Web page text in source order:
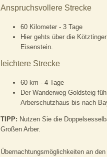
Anspruchsvollere Strecke
60 Kilometer - 3 Tage
Hier gehts über die
Eisenstein.
leichtere Strecke
60 km - 4 Tage
Der Wanderweg Goldsteig
Arberschutzhaus bis nach
TIPP: Nutzen Sie die
Großen Arber.
Übernachtungsmöglichkeiten an